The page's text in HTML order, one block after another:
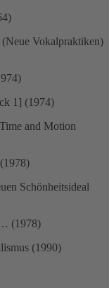
(Neue Vokalpraktiken)
1] (1974)
and Motion
Schönheitsideal
(1978)
(1990)